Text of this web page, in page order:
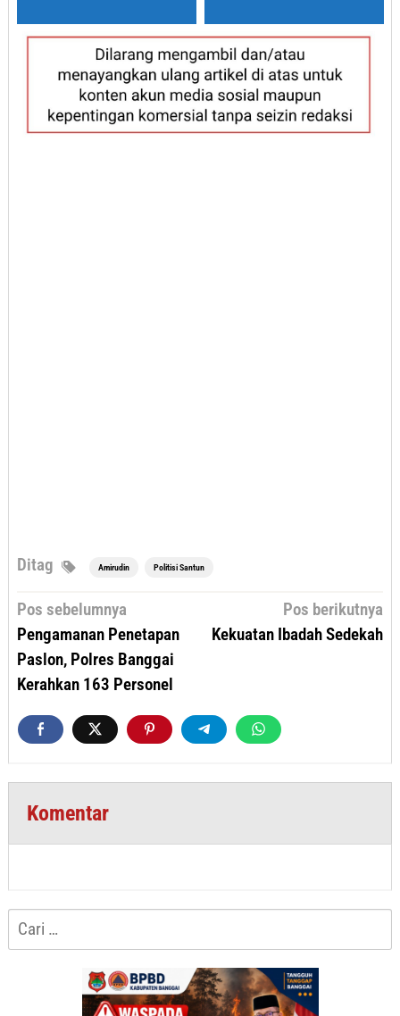
Ditag Amirudin Politisi Santun
Navigasi
Pos sebelumnya
Pengamanan Penetapan
Paslon, Polres Banggai
Kerahkan 163 Personel
Pos berikutnya
Kekuatan Ibadah Sedekah
Komentar
Cari
untuk: